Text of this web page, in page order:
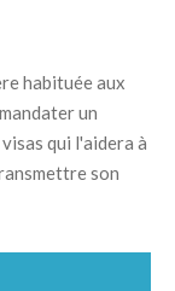
habituée aux
un
qui l'aidera à
son